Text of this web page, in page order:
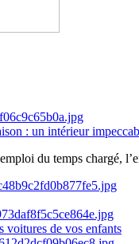
: un intérieur
du temps chargé,
voitures de vos enfants